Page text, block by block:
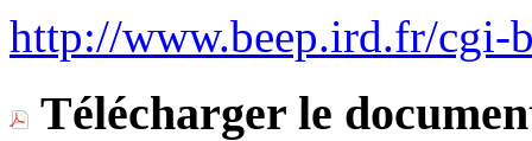
http://www.beep.ird.fr/cgi-
Télécharger le